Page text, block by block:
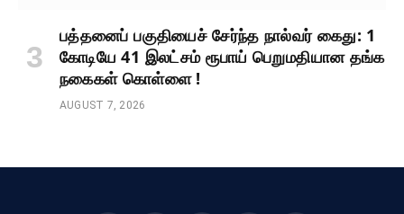
பத்தனைப் பகுதியைச் சேர்ந்த நால்வர் கைது: 1
கோடியே 41 இலட்சம் ரூபாய் பெறுமதியான தங்க
நகைகள் கொள்ளை !
AUGUST 7, 2026